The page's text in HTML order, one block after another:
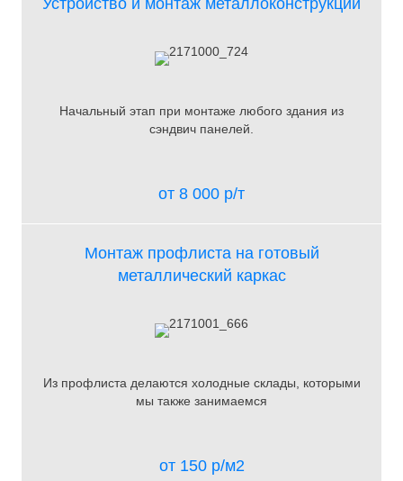
Устройство и монтаж металлоконструкций
Начальный этап при монтаже любого здания из
сэндвич панелей.
от 8 000 р/т
Монтаж профлиста на готовый
металлический каркас
Из профлиста делаются холодные склады, которыми
мы также занимаемся
от 150 р/м2